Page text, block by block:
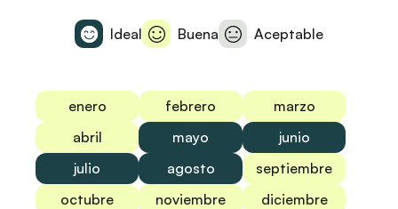
Ideal Buena Aceptable
enero febrero
marzo
abril
mayo
junio
julio
agosto
septiembre
octubre
noviembre diciembre